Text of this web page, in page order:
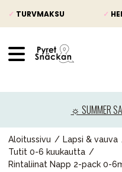
✓ TURVMAKSU ✓
☼ SUMMER
Aloitussivu Lapsi & vauva
Tutit 0-6 kuukautta
Rintaliinat Napp 2-pack 0-
Lasten